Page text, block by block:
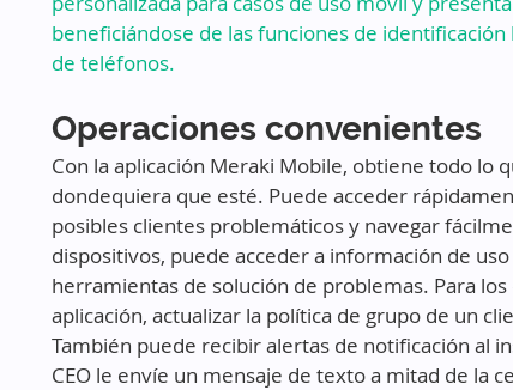
beneficiándose de las funciones de
de teléfonos.
Operaciones convenientes
Con la aplicación Meraki Mobile, obtiene todo lo
dondequiera que esté. Puede acceder
posibles clientes problemáticos y navegar
dispositivos, puede acceder a información de
herramientas de solución de problemas. Para
aplicación, actualizar la política de grupo de un
También puede recibir alertas de notificación al
CEO le envíe un mensaje de texto a mitad de la